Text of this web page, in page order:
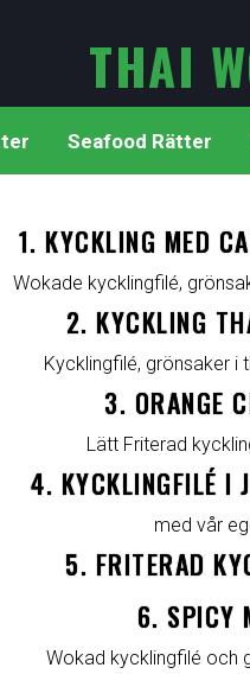
THAI
Seafood Rätter
1. KYCKLING MED
Wokade kycklingfilé,
2. KYCKLING
Kycklingfilé, grönsaker
3. ORANGE
Lätt Friterad
4. KYCKLINGFILÉ I
med vår
5. FRITERAD
6. SPICY
Wokad kycklingfilé och